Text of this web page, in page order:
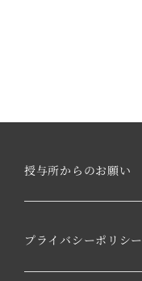
授与所からのお願い
プライバシーポリシー